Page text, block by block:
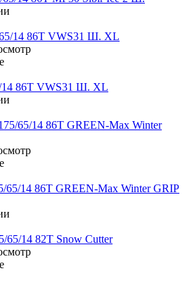
14 86T VWS31 Ш. XL
65/14 86T GREEN-Max Winter GRIP